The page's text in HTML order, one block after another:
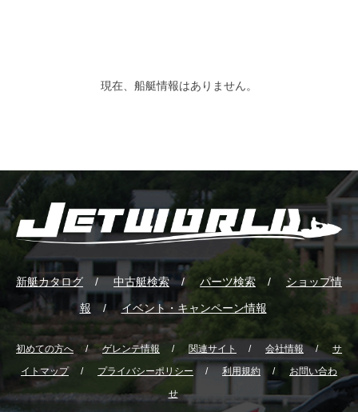
現在、船艇情報はありません。
新艇カタログ 中古艇検索 パーツ検索 ショップ情
報 イベント・キャンペーン情報
初めての方へ ゲレンテ情報 関連サイト 会社情報
サ
イトマップ
プライバシーポリシー 利用規約
お問い合わ
せ